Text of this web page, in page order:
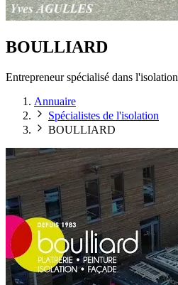
BOULLIARD
Entrepreneur spécialisé dans l'isolation
Annuaire
Spécialistes de l'isolation
BOULLIARD